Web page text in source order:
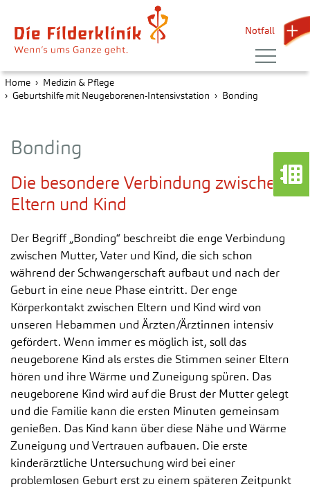
Notfall
Home
Medizin & Pflege
Geburtshilfe mit Neugeborenen-Intensivstation
Bonding
Bonding
Die besondere Verbindung zwischen
Eltern und Kind
Der Begriff „Bonding“ beschreibt die enge Verbindung
zwischen Mutter, Vater und Kind, die sich schon
während der Schwangerschaft aufbaut und nach der
Geburt in eine neue Phase eintritt. Der enge
Körperkontakt zwischen Eltern und Kind wird von
unseren Hebammen und Ärzten/Ärztinnen intensiv
gefördert. Wenn immer es möglich ist, soll das
neugeborene Kind als erstes die Stimmen seiner Eltern
hören und ihre Wärme und Zuneigung spüren. Das
neugeborene Kind wird auf die Brust der Mutter gelegt
und die Familie kann die ersten Minuten gemeinsam
genießen. Das Kind kann über diese Nähe und Wärme
Zuneigung und Vertrauen aufbauen. Die erste
kinderärztliche Untersuchung wird bei einer
problemlosen Geburt erst zu einem späteren Zeitpunkt